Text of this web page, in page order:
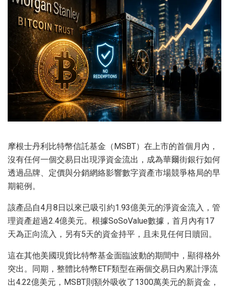
摩根士丹利比特幣信託基金（MSBT）在上市的首個月內，
沒有任何一個交易日出現淨資金流出，成為華爾街銀行如何
透過品牌、定價與分銷網絡影響數字資產市場競爭格局的早
期範例。
該產品自4月8日以來已吸引約1.93億美元的淨資金流入，管
理資產超過2.4億美元。根據SoSoValue數據，首月內有17
天為正向流入，另有5天的資金持平，且未見任何日贖回。
這在其他美國現貨比特幣基金面臨波動的期間中，顯得格外
突出。同期，整體比特幣ETF類型在兩個交易日內累計淨流
出4.22億美元，MSBT則額外吸收了1300萬美元的新資金，